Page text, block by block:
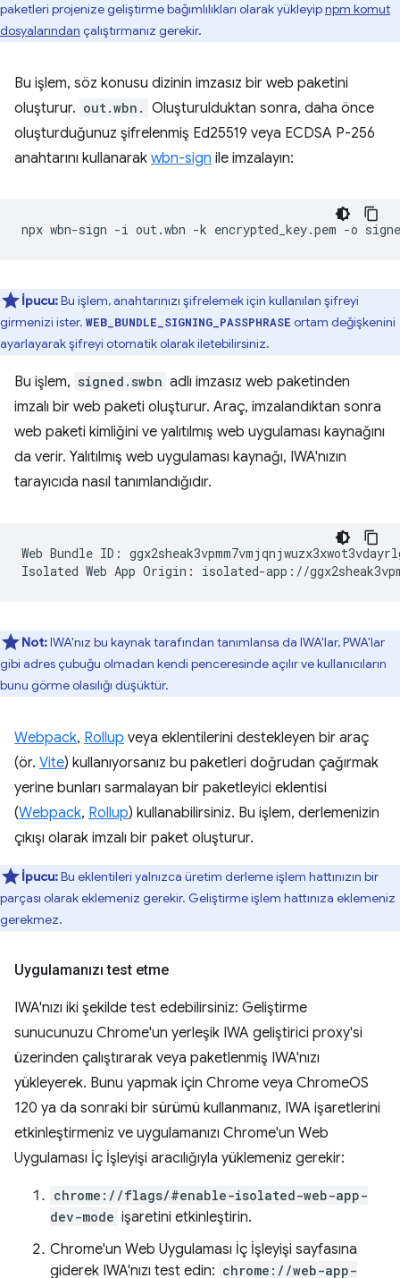
paketleri projenize geliştirme bağımlılıkları olarak yükleyipnpm komut
dosyalarından çalıştırmanız gerekir.
Bu işlem, söz konusu dizinin imzasız bir web paketini
oluşturur. out.wbn. Oluşturulduktan sonra, daha önce
oluşturduğunuz şifrelenmiş Ed25519 veya ECDSA P-256
anahtarını kullanarak wbn-sign ile imzalayın:
npx wbn-sign -i out.wbn -k encrypted_key.pem -o
İpucu:Bu işlem, anahtarınızı şifrelemek için kullanılan şifreyi
girmenizi ister. WEB_BUNDLE_SIGNING_PASSPHRASE ortam değişkenini
ayarlayarak şifreyi otomatik olarak iletebilirsiniz.
Bu işlem, signed.swbn adlı imzasız web paketinden
imzalı bir web paketi oluşturur. Araç, imzalandıktan sonra
web paketi kimliğini ve yalıtılmış web uygulaması kaynağını
da verir. Yalıtılmış web uygulaması kaynağı, IWA'nızın
tarayıcıda nasıl tanımlandığıdır.
Web Bundle ID:
Not:IWA'nız bu kaynak tarafından tanımlansa da IWA'lar, PWA'lar
gibi adres çubuğu olmadan kendi penceresinde açılır ve kullanıcıların
bunu görme olasılığı düşüktür.
Webpack, Rollup veya eklentilerini destekleyen bir araç
(ör. Vite) kullanıyorsanız bu paketleri doğrudan çağırmak
yerine bunları sarmalayan bir paketleyici eklentisi
(Webpack, Rollup) kullanabilirsiniz. Bu işlem, derlemenizin
çıkışı olarak imzalı bir paket oluşturur.
İpucu:Bu eklentileri yalnızca üretim derleme işlem hattınızın bir
parçası olarak eklemeniz gerekir. Geliştirme işlem hattınıza eklemeniz
gerekmez.
Uygulamanızı test etme
IWA'nızı iki şekilde test edebilirsiniz: Geliştirme
sunucunuzu Chrome'un yerleşik IWA geliştirici proxy'si
üzerinden çalıştırarak veya paketlenmiş IWA'nızı
yükleyerek. Bunu yapmak için Chrome veya ChromeOS
120 ya da sonraki bir sürümü kullanmanız, IWA işaretlerini
etkinleştirmeniz ve uygulamanızı Chrome'un Web
Uygulaması İç İşleyişi aracılığıyla yüklemeniz gerekir:
chrome://flags/#enable-isolated-web-app-
dev-mode işaretini etkinleştirin.
Chrome'un Web Uygulaması İç İşleyişi sayfasına
giderek IWA'nızı test edin: chrome://web-app-